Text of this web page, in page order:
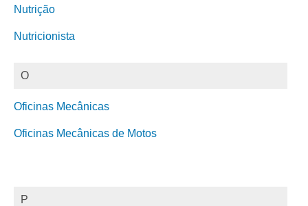
Nutrição
Nutricionista
O
Oficinas Mecânicas
Oficinas Mecânicas de Motos
P